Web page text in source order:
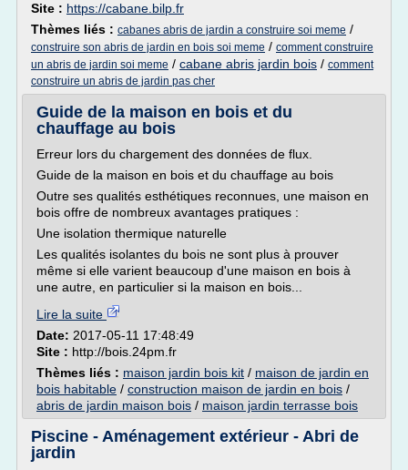
Site : https://cabane.bilp.fr
Thèmes liés : cabanes abris de jardin a construire soi meme /
construire son abris de jardin en bois soi meme / comment construire
un abris de jardin soi meme / cabane abris jardin bois / comment
construire un abris de jardin pas cher
Guide de la maison en bois et du
chauffage au bois
Erreur lors du chargement des données de flux.
Guide de la maison en bois et du chauffage au bois
Outre ses qualités esthétiques reconnues, une maison en
bois offre de nombreux avantages pratiques :
Une isolation thermique naturelle
Les qualités isolantes du bois ne sont plus à prouver
même si elle varient beaucoup d'une maison en bois à
une autre, en particulier si la maison en bois...
Lire la suite
Date: 2017-05-11 17:48:49
Site : http://bois.24pm.fr
Thèmes liés : maison jardin bois kit / maison de jardin en
bois habitable / construction maison de jardin en bois /
abris de jardin maison bois / maison jardin terrasse bois
Piscine - Aménagement extérieur - Abri de
jardin